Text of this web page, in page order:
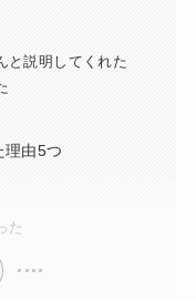
と説明してくれた
理由5つ
た